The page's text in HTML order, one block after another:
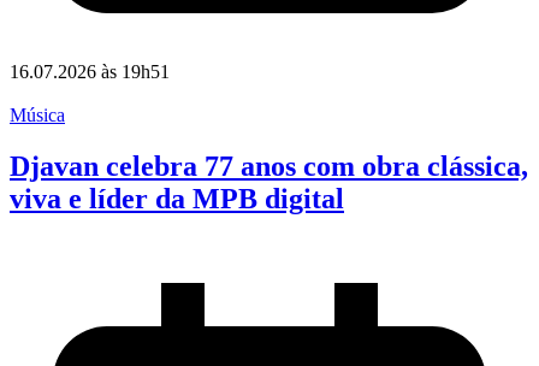
16.07.2026 às 19h51
Música
Djavan celebra 77 anos com obra clássica,
viva e líder da MPB digital